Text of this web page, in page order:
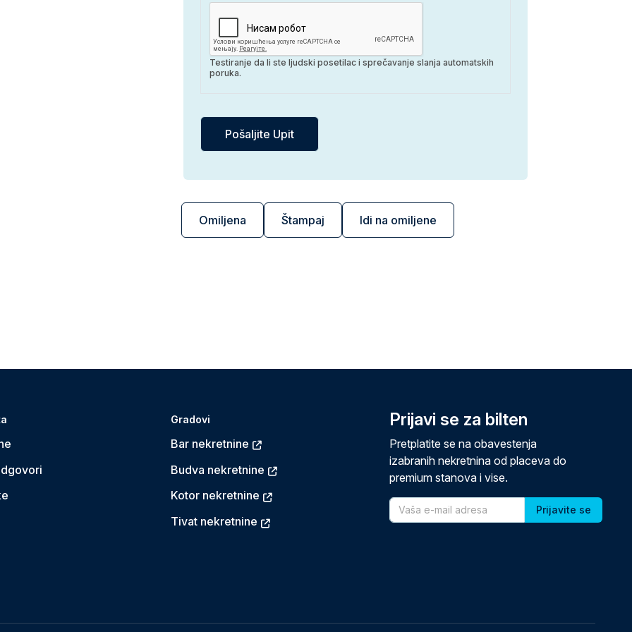
Omiljena Štampaj Idi na omiljene
Testiranje da li ste ljudski posetilac i sprečavanje slanja automatskih
poruka.
Gradovi
Bar nekretnine
Budva nekretnine
Kotor nekretnine
Tivat nekretnine
Prijavi se za bilten
Pretplatite se na obavestenja
izabranih nekretnina od placeva do
premium stanova i vise.
Email